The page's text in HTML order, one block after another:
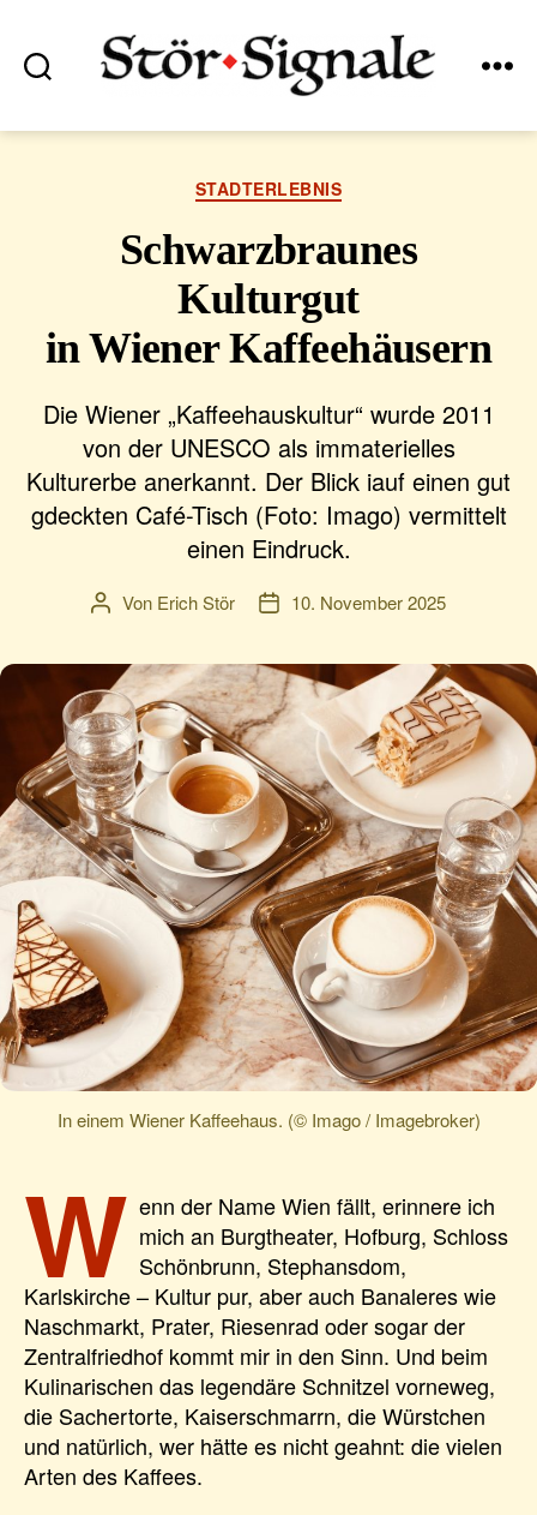
Kategorien
STADTERLEBNIS
Schwarzbraunes
Kulturgut
in Wiener Kaffeehäusern
Die Wiener „Kaffeehauskultur“ wurde 2011
von der UNESCO als immaterielles
Kulturerbe anerkannt. Der Blick iauf einen gut
gdeckten Café-Tisch (Foto: Imago) vermittelt
einen Eindruck.
Beitragsautor
Von Erich Stör Veröffentlichungsdatum
10. November 2025
In einem Wiener Kaffeehaus. (© Imago / Imagebroker)
W enn der Name Wien fällt, erinnere ich
mich an Burgtheater, Hofburg, Schloss
Schönbrunn, Stephansdom,
Karlskirche – Kultur pur, aber auch Banaleres wie
Naschmarkt, Prater, Riesenrad oder sogar der
Zentralfriedhof kommt mir in den Sinn. Und beim
Kulinarischen das legendäre Schnitzel vorneweg,
die Sachertorte, Kaiserschmarrn, die Würstchen
und natürlich, wer hätte es nicht geahnt: die vielen
Arten des Kaffees.